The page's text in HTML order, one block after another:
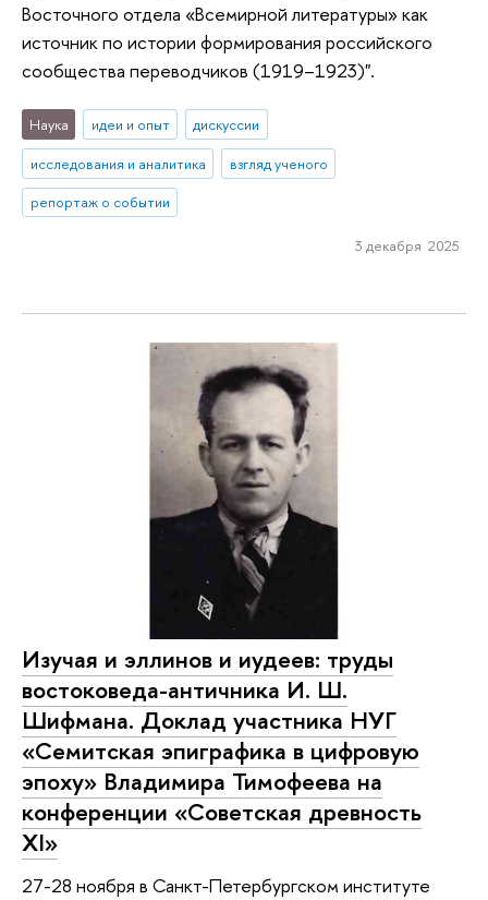
Восточного отдела «Всемирной литературы» как
источник по истории формирования российского
сообщества переводчиков (1919–1923)".
Наука идеи и опыт
дискуссии
исследования и аналитика
взгляд ученого
репортаж о событии
3 декабря 2025
Изучая и эллинов и иудеев: труды
востоковеда-античника И. Ш.
Шифмана. Доклад участника НУГ
«Семитская эпиграфика в цифровую
эпоху» Владимира Тимофеева на
конференции «Советская древность
XI»
27-28 ноября в Санкт-Петербургском институте